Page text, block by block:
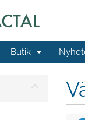
Butik